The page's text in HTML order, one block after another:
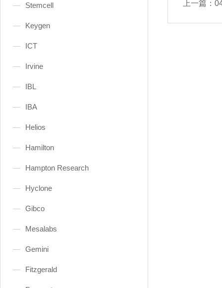
Stemcell
Keygen
ICT
Irvine
IBL
IBA
Helios
Hamilton
Hampton Research
Hyclone
Gibco
Mesalabs
Gemini
Fitzgerald
上一篇：